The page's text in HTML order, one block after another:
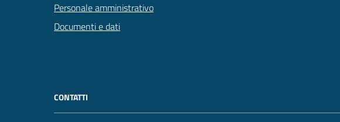
Personale amministrativo
Documenti e dati
CONTATTI